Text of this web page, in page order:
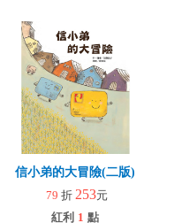
信小弟的大冒險(二版)
79 折 253元
紅利 1 點